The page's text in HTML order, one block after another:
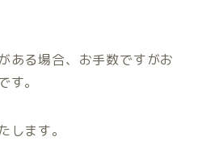
ある場合、お手数ですがお
す。
します。